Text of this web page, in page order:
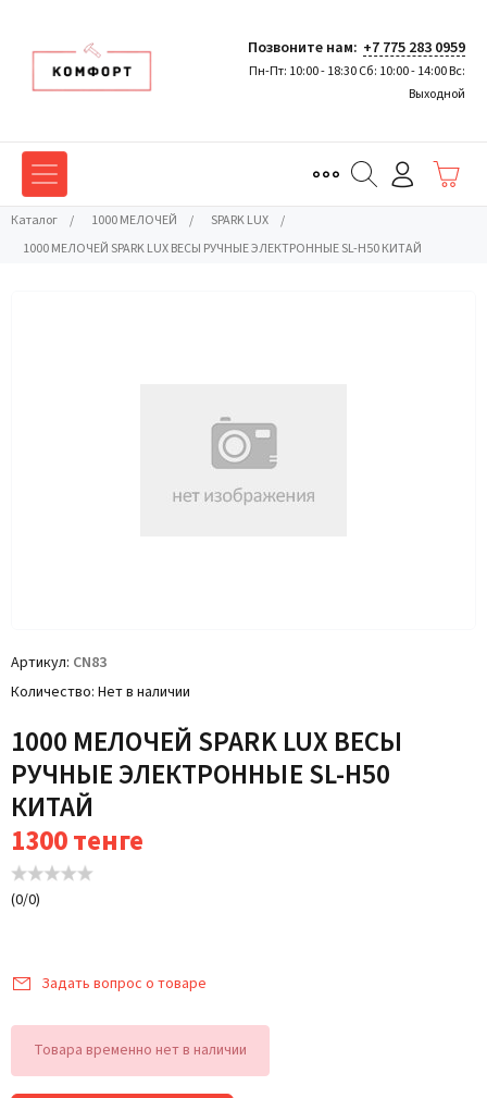
Позвоните нам: +7 775 283 0959
Пн-Пт: 10:00 - 18:30 Сб: 10:00 - 14:00 Вс:
Выходной
Каталог / 1000 МЕЛОЧЕЙ / SPARK LUX
/
1000 МЕЛОЧЕЙ SPARK LUX ВЕСЫ РУЧНЫЕ ЭЛЕКТРОННЫЕ SL-H50 КИТАЙ
Артикул CN83
Количество Нет в наличии
1000 МЕЛОЧЕЙ SPARK LUX ВЕСЫ
РУЧНЫЕ ЭЛЕКТРОННЫЕ SL-H50
КИТАЙ
1300тенге
(0/0)
Задать вопрос о товаре
Товара временно нет в наличии